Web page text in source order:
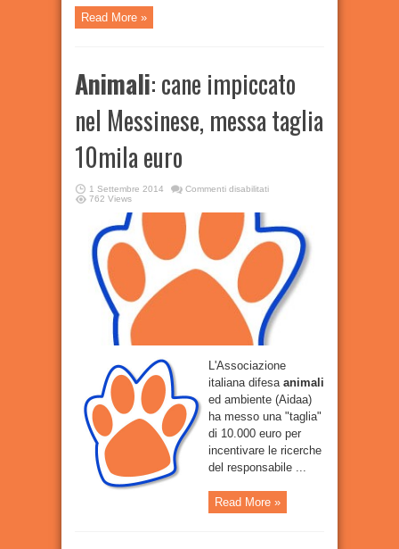
Read More »
Animali: cane impiccato
nel Messinese, messa taglia
10mila euro
1 Settembre 2014 Commenti disabilitatisu
nel
Messinese,
messa
taglia
10mila
euro
762 Views
L'Associazione
italiana difesa animali
ed ambiente (Aidaa)
ha messo una "taglia"
di 10.000 euro per
incentivare le ricerche
del responsabile ...
Read More »